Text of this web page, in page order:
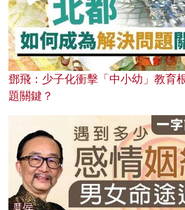
鄧飛：少子化衝擊「中小幼」教育
題關鍵？